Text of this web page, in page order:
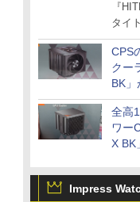
『
タイ
CPS
クー
BK」
プに
全高
ワー
X BK
Impress